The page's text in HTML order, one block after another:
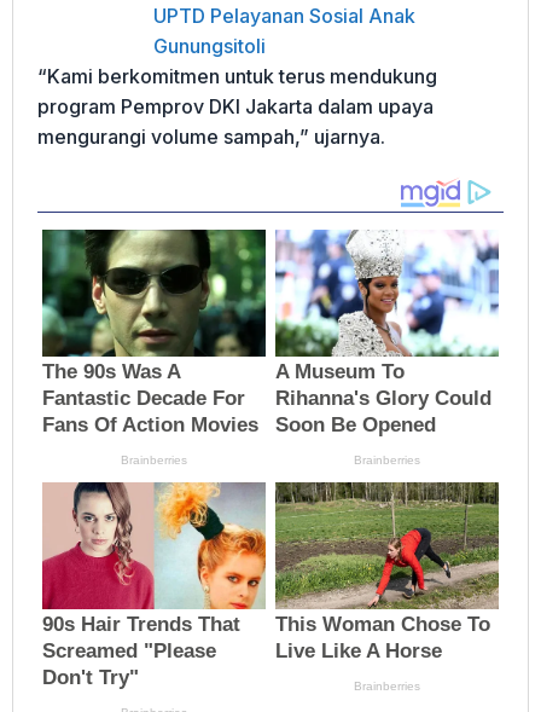
UPTD Pelayanan Sosial Anak
Gunungsitoli
“Kami berkomitmen untuk terus mendukung
program Pemprov DKI Jakarta dalam upaya
mengurangi volume sampah,” ujarnya.